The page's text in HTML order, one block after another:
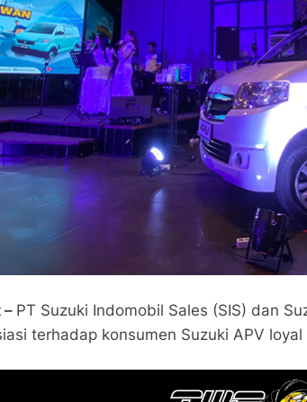
– PT Suzuki Indomobil Sales (SIS) dan
terhadap konsumen Suzuki APV